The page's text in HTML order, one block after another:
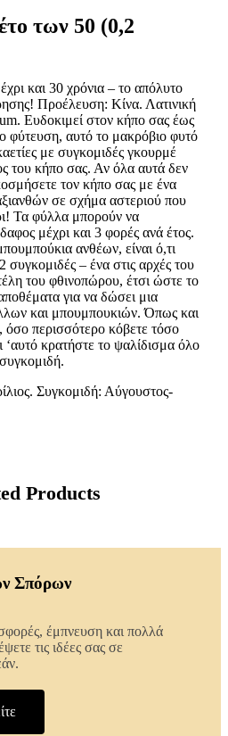
των 50 (0,2
και 30 χρόνια – το απόλυτο
Προέλευση: Κίνα. Λατινική
Ευδοκιμεί στον κήπο σας έως
φύτευση, αυτό το μακρόβιο φυτό
με συγκομιδές γκουρμέ
του κήπο σας. Αν όλα αυτά δεν
τον κήπο σας με ένα
σε σχήμα αστεριού που
Τα φύλλα μπορούν να
μέχρι και 3 φορές ανά έτος.
ανθέων, είναι ό,τι
συγκομιδές – ένα στις αρχές του
του φθινοπώρου, έτσι ώστε το
για να δώσει μια
και μπουμπουκιών. Όπως και
περισσότερο κόβετε τόσο
‘αυτό κρατήστε το ψαλίδισμα όλο
Συγκομιδή: Αύγουστος-
Products
Σπόρων
έμπνευση και πολλά
τις ιδέες σας σε